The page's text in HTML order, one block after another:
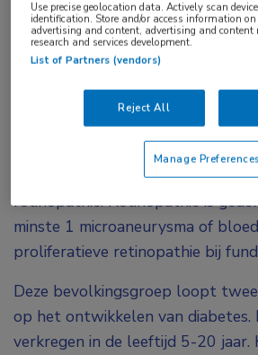
Uit een longitudinale studie (43
zonder de diagnose diabetes uit een
verband bestaat tussen de
en 2-uurs postprandiale
uurs-PG) en het optreden van
30 mg/g), ernstige albuminurie
retinopathie. Retinopathie is
minste 1 microaneurysma of
proliferatieve retinopathie bij
Deze bevolkingsgroep loopt
op het ontwikkelen van diabetes.
verkregen in de leeftijd 5-20 jaar.
Use precise geolocation data. Actively scan
identification. Store and/or access information on
advertising and content, advertising and content
research and services development.
List of Partners (vendors)
Reject All
Manage Preferences